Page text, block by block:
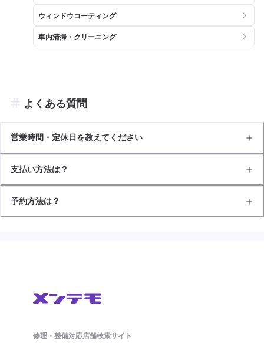
ウィンドウコーティング
車内清掃・クリーニング
よくある質問
営業時間・定休日を教えてください
支払い方法は？
予約方法は？
修理・整備対応店舗検索サイト